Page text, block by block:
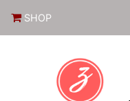
SHOP